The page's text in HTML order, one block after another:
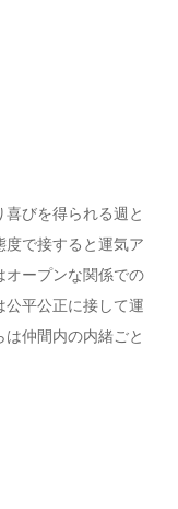
びを得られる週と
度で接すると運気ア
オープンな関係での
平公正に接して運
仲間内の内緒ごと